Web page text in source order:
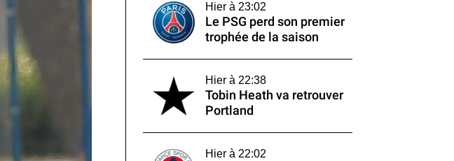
Hier à 23:02
Le PSG perd son premier
trophée de la saison
Hier à 22:38
Tobin Heath va retrouver
Portland
Hier à 22:02